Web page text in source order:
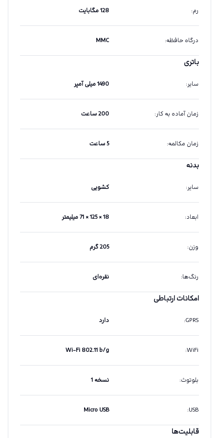
رم: 128 مگابایت
درگاه حافظه:
MMC
باتری
سایر: 1490 میلی آمپر
زمان آماده به کار: 200 ساعت
زمان مکالمه: 5 ساعت
بدنه
سایر: کشویی
ابعاد: 18 × 125 × 71 میلیمتر
وزن: 205 گرم
رنگ‌ها: نقره‌ای
امکانات ارتباطی
GPRS
: دارد
WiFi
:
Wi-Fi 802.11 b/g
بلوتوث: نسخه 1
USB
:
Micro USB
قابلیت‌ها